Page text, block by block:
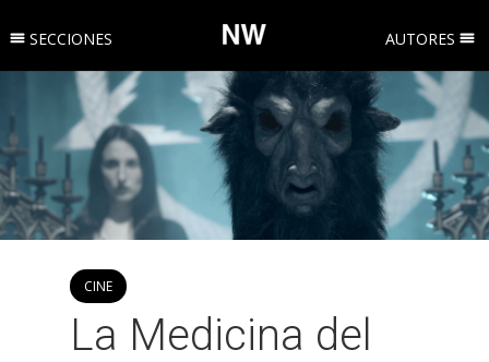
SECCIONES AUTORES
CINE
La Medicina del